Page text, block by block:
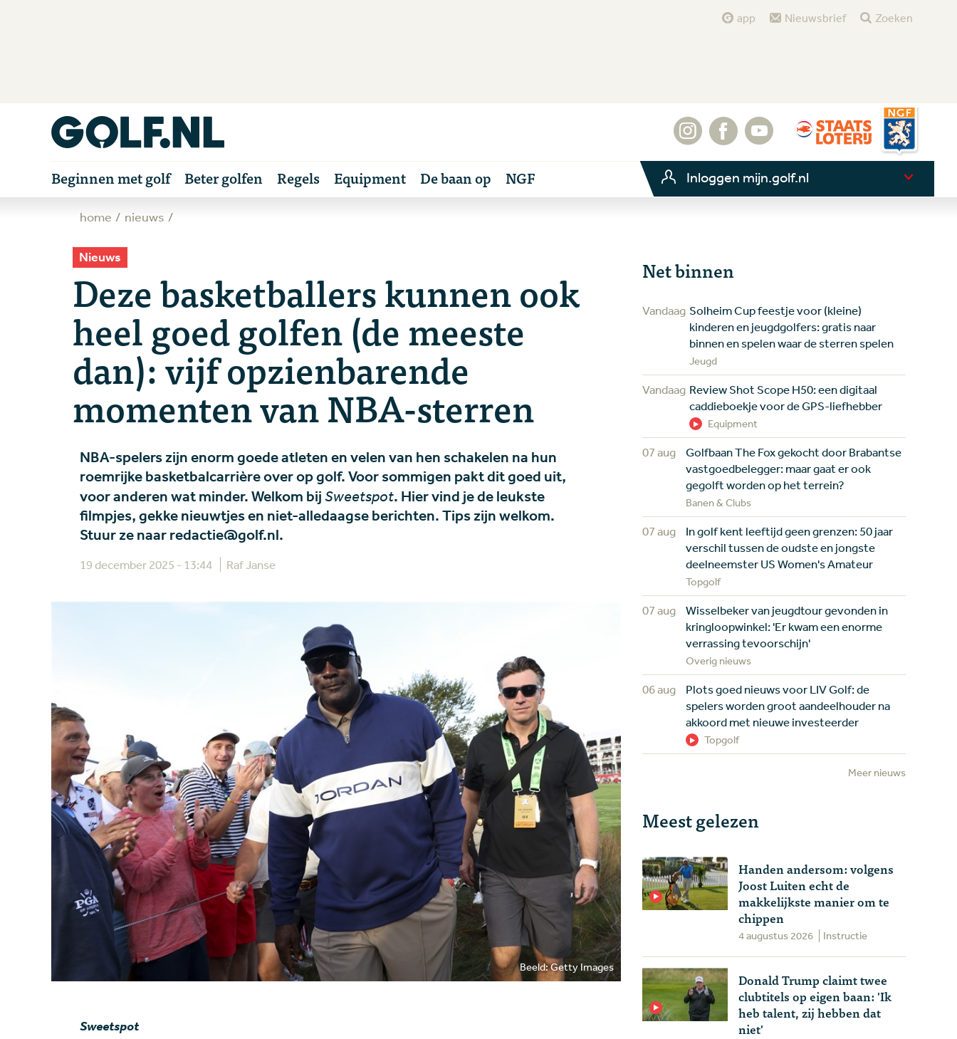
app Nieuwsbrief Zoeken
Beginnen met golf Beter golfen Regels Equipment De baan op NGF Inloggen mijn.golf.nl
home nieuws
Nieuws
Deze basketballers kunnen ook
heel goed golfen (de meeste
dan): vijf opzienbarende
momenten van NBA-sterren
NBA-spelers zijn enorm goede atleten en velen van hen schakelen na hun
roemrijke basketbalcarrière over op golf. Voor sommigen pakt dit goed uit,
voor anderen wat minder. Welkom bij Sweetspot. Hier vind je de leukste
filmpjes, gekke nieuwtjes en niet-alledaagse berichten. Tips zijn welkom.
Stuur ze naar redactie@golf.nl.
19 december 2025 - 13:44 Raf Janse
Beeld: Getty Images
Sweetspot
Net binnen
Vandaag Solheim Cup feestje voor (kleine)
kinderen en jeugdgolfers: gratis naar
binnen en spelen waar de sterren spelen
Jeugd
Vandaag Review Shot Scope H50: een digitaal
caddieboekje voor de GPS-liefhebber
Equipment
07 aug
Golfbaan The Fox gekocht door Brabantse
vastgoedbelegger: maar gaat er ook
gegolft worden op het terrein?
Banen & Clubs
07 aug
In golf kent leeftijd geen grenzen: 50 jaar
verschil tussen de oudste en jongste
deelneemster US Women's Amateur
Topgolf
07 aug
Wisselbeker van jeugdtour gevonden in
kringloopwinkel: 'Er kwam een enorme
verrassing tevoorschijn'
Overig nieuws
06 aug
Plots goed nieuws voor LIV Golf: de
spelers worden groot aandeelhouder na
akkoord met nieuwe investeerder
Topgolf
Meer nieuws
Meest gelezen
Handen andersom: volgens
Joost Luiten echt de
makkelijkste manier om te
chippen
4 augustus 2026 Instructie
Donald Trump claimt twee
clubtitels op eigen baan: 'Ik
heb talent, zij hebben dat
niet'